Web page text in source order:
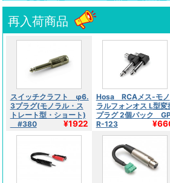
再入荷商品
スイッチクラフト φ6.
3プラグ(モノラル・ス
トレート型・ショート)
#380
¥1922
Hosa RCAメス-モノ
ラルフォンオス L型変
プラグ 2個パック
R-123